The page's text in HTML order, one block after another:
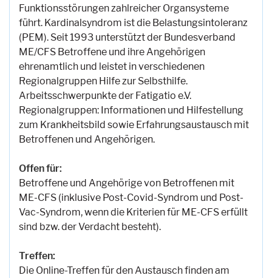
Funktionsstörungen zahlreicher Organsysteme
führt. Kardinalsyndrom ist die Belastungsintoleranz
(PEM). Seit 1993 unterstützt der Bundesverband
ME/CFS Betroffene und ihre Angehörigen
ehrenamtlich und leistet in verschiedenen
Regionalgruppen Hilfe zur Selbsthilfe.
Arbeitsschwerpunkte der Fatigatio e.V.
Regionalgruppen: Informationen und Hilfestellung
zum Krankheitsbild sowie Erfahrungsaustausch mit
Betroffenen und Angehörigen.
Offen für:
Betroffene und Angehörige von Betroffenen mit
ME-CFS (inklusive Post-Covid-Syndrom und Post-
Vac-Syndrom, wenn die Kriterien für ME-CFS erfüllt
sind bzw. der Verdacht besteht).
Treffen:
Die Online-Treffen für den Austausch finden am